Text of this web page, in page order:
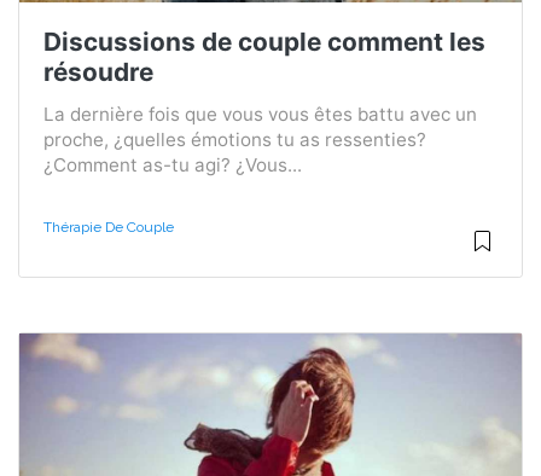
Discussions de couple comment les
résoudre
La dernière fois que vous vous êtes battu avec un
proche, ¿quelles émotions tu as ressenties?
¿Comment as-tu agi? ¿Vous...
Thérapie De Couple